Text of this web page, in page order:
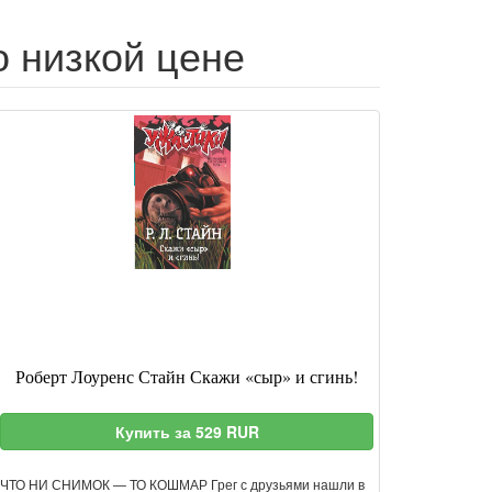
цене
Роберт Лоуренс Стайн Скажи «сыр» и сгинь!
Купить за 529 RUR
ЧТО НИ СНИМОК — ТО КОШМАР Грег с друзьями нашли в